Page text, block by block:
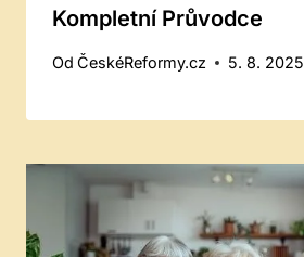
Kompletní Průvodce
Od ČeskéReformy.cz 5. 8. 2025